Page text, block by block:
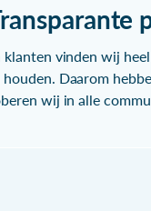
klanten vinden wij
Daarom
wij in alle